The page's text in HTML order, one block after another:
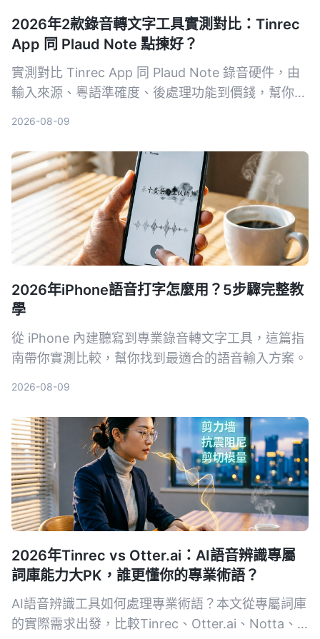
2026年2款錄音轉文字工具實測對比：Tinrec
App 同 Plaud Note 點揀好？
實測對比 Tinrec App 同 Plaud Note 錄音硬件，由
輸入來源、粵語準確度、後處理功能到價錢，幫你揀
2026-08-09
2026年iPhone語音打字怎麼用？5步驟完整教
學
從 iPhone 內建聽寫到專業錄音轉文字工具，這篇指
南帶你實測比較，幫你找到最適合的語音輸入方案。
2026-08-09
2026年Tinrec vs Otter.ai：AI語音辨識專屬
詞庫能力大PK，誰更懂你的專業術語？
AI語音辨識工具如何處理專業術語？本文從專屬詞庫
的實際需求出發，比較Tinrec、Otter.ai、Notta、